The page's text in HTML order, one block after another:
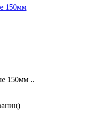
150мм
150мм ..